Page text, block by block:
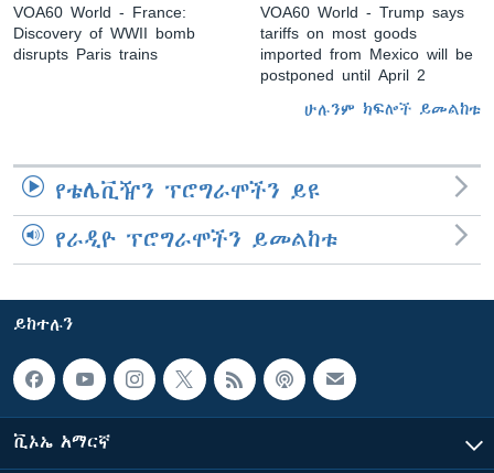
VOA60 World - France:
Discovery of WWII bomb
disrupts Paris trains
VOA60 World - Trump says
tariffs on most goods
imported from Mexico will be
postponed until April 2
ሁሉንም ክፍሎች ይመልከቱ
የቴሌቪዥን ፕሮግራሞችን ይዩ
የራዲዮ ፕሮግራሞችን ይመልከቱ
ይከተሉን
ቪኦኤ አማርኛ